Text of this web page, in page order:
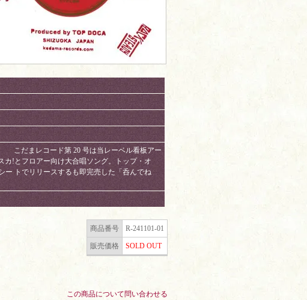
こだまレコード第 20 号は当レーベル看板アー
!とフロアー向け大合唱ソング。トップ・オ
ー トでリリースするも即完売した「呑んでね
商品番号 R-241101-01
販売価格 SOLD OUT
この商品について問い合わせる